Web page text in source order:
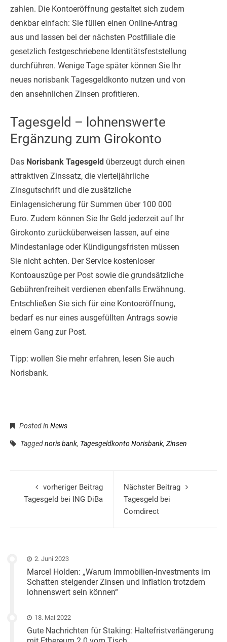
zahlen. Die Kontoeröffnung gestaltet sich zudem
denkbar einfach: Sie füllen einen Online-Antrag
aus und lassen bei der nächsten Postfiliale die
gesetzlich festgeschriebene Identitätsfeststellung
durchführen. Wenige Tage später können Sie Ihr
neues norisbank Tagesgeldkonto nutzen und von
den ansehnlichen Zinsen profitieren.
Tagesgeld – lohnenswerte
Ergänzung zum Girokonto
Das Norisbank Tagesgeld überzeugt durch einen
attraktiven Zinssatz, die vierteljährliche
Zinsgutschrift und die zusätzliche
Einlagensicherung für Summen über 100 000
Euro. Zudem können Sie Ihr Geld jederzeit auf Ihr
Girokonto zurücküberweisen lassen, auf eine
Mindestanlage oder Kündigungsfristen müssen
Sie nicht achten. Der Service kostenloser
Kontoauszüge per Post sowie die grundsätzliche
Gebührenfreiheit verdienen ebenfalls Erwähnung.
Entschließen Sie sich für eine Kontoeröffnung,
bedarf es nur eines ausgefüllten Antrags sowie
einem Gang zur Post.
Tipp: wollen Sie mehr erfahren, lesen Sie auch
Norisbank.
Posted in News
Taggednoris bank, Tagesgeldkonto Norisbank, Zinsen
vorheriger Beitrag
Tagesgeld bei ING DiBa
Nächster Beitrag
Tagesgeld bei
Comdirect
2. Juni 2023
Marcel Holden: „Warum Immobilien-Investments im
Schatten steigender Zinsen und Inflation trotzdem
lohnenswert sein können“
18. Mai 2022
Gute Nachrichten für Staking: Haltefristverlängerung